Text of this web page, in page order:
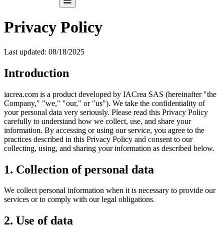
Privacy Policy
Last updated: 08/18/2025
Introduction
iacrea.com is a product developed by IACrea SAS (hereinafter "the
Company," "we," "our," or "us"). We take the confidentiality of
your personal data very seriously. Please read this Privacy Policy
carefully to understand how we collect, use, and share your
information. By accessing or using our service, you agree to the
practices described in this Privacy Policy and consent to our
collecting, using, and sharing your information as described below.
1. Collection of personal data
We collect personal information when it is necessary to provide our
services or to comply with our legal obligations.
2. Use of data